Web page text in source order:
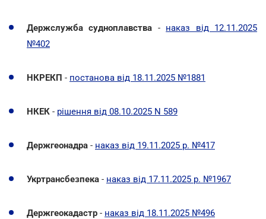
Держслужба судноплавства - наказ від 12.11.2025
№402
НКРЕКП - постанова від 18.11.2025 №1881
НКЕК - рішення від 08.10.2025 N 589
Держгеонадра - наказ від 19.11.2025 р. №417
Укртрансбезпека - наказ від 17.11.2025 р. №1967
Держгеокадастр - наказ від 18.11.2025 №496